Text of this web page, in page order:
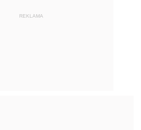
REKLAMA